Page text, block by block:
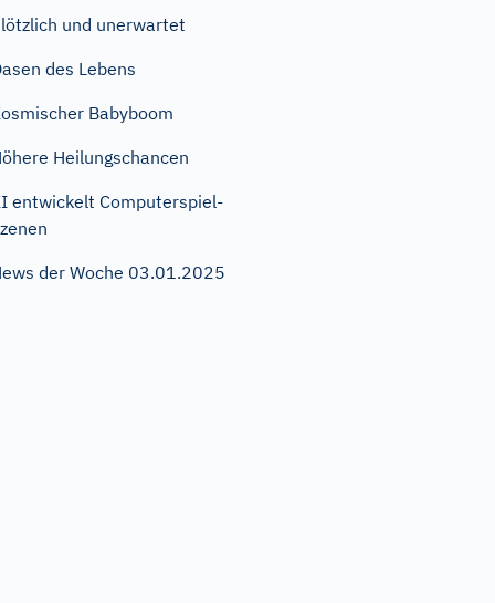
und unerwartet
des Lebens
Babyboom
Heilungschancen
entwickelt Computerspiel-
der Woche 03.01.2025